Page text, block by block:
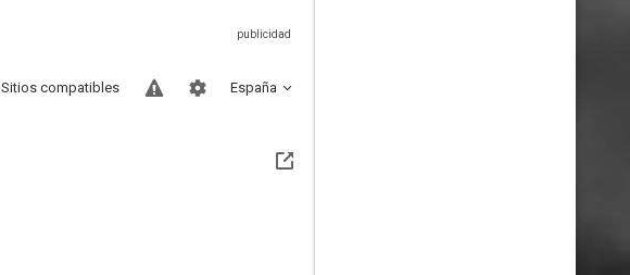
España
Sitios compatibles